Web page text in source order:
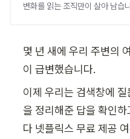
변화를 읽는 조직만이 살아 남습
몇 년 새에 우리 주변의
이 급변했습니다.
이제 우리는 검색창에
을 정리해준 답을 확인
다 넷플릭스 무료 제공